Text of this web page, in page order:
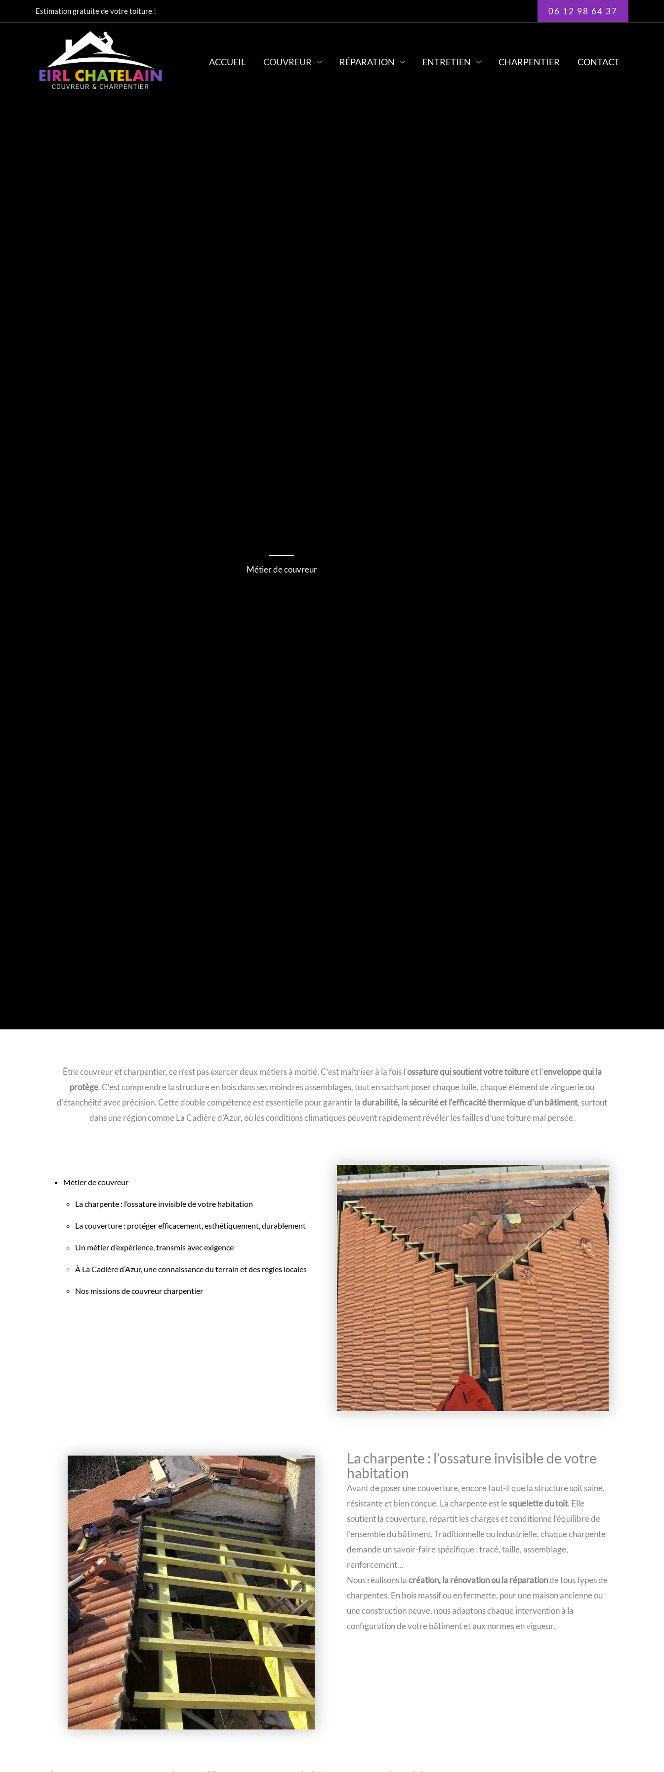
au
Estimation gratuite de votre toiture ! 06 12 98 64 37
ACCUEIL COUVREUR RÉPARATION ENTRETIEN CHARPENTIER CONTACT
Métier de couvreur
Être couvreur et charpentier, ce n’est pas exercer deux métiers à moitié. C’est maîtriser à la fois l’ossature qui soutient votre toitureet l’enveloppe qui la
protège. C’est comprendre la structure en bois dans ses moindres assemblages, tout en sachant poser chaque tuile, chaque élément de zinguerie ou
d’étanchéité avec précision. Cette double compétence est essentielle pour garantir ladurabilité, la sécurité et l’efficacité thermique d’un bâtiment, surtout
dans une région comme La Cadière d’Azur, où les conditions climatiques peuvent rapidement révéler les failles d’une toiture mal pensée.
Métier de couvreur
La charpente : l’ossature invisible de votre habitation
La couverture : protéger efficacement, esthétiquement, durablement
Un métier d’expérience, transmis avec exigence
À La Cadière d’Azur, une connaissance du terrain et des règles locales
Nos missions de couvreur charpentier
La charpente : l’ossature invisible de votre
habitation
Avant de poser une couverture, encore faut-il que la structure soit saine,
résistante et bien conçue. La charpente est lesquelette du toit. Elle
soutient la couverture, répartit les charges et conditionne l’équilibre de
l’ensemble du bâtiment. Traditionnelle ou industrielle, chaque charpente
demande un savoir-faire spécifique : tracé, taille, assemblage,
renforcement…
Nous réalisons lacréation, la rénovation ou la réparationde tous types de
charpentes. En bois massif ou en fermette, pour une maison ancienne ou
une construction neuve, nous adaptons chaque intervention à la
configuration de votre bâtiment et aux normes en vigueur.